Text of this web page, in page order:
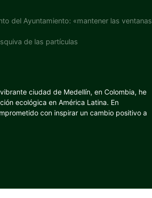
del Ayuntamiento: «mantener las ventanas
de las partículas
ciudad de Medellín, en Colombia, he
ecológica en América Latina. En
con inspirar un cambio positivo a